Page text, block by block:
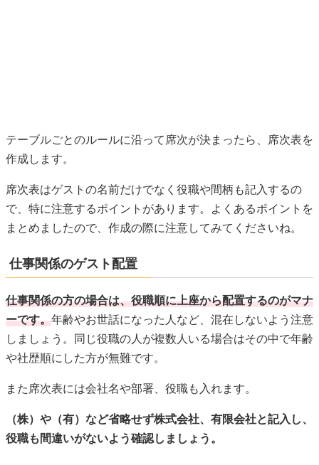
仕事関係のゲスト配置
仕事関係の方の場合は、役職順に上座から配置するのがマナ
ーです。年齢やお世話になった人など、混在しないよう注意
しましょう。同じ役職の人が複数人いる場合はその中で年齢
や社歴順にした方が無難です。
また席次表には会社名や部署、役職も入れます。
役職も間違いがないよう確認しましょう。
誤字脱字
のプロフィールなども記載されているのでゲストほぼ全員が
目を通すものです。
そのため内容に失礼がないよう最新の注意を払わなければな